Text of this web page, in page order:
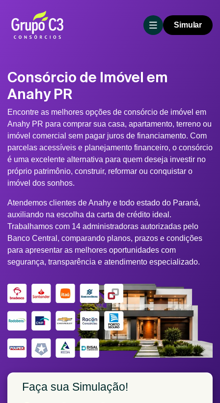
Simular
Consórcio de Imóvel em
Anahy PR
Encontre as melhores opções de consórcio de imóvel em
Anahy PR para comprar sua casa, apartamento, terreno ou
imóvel comercial sem pagar juros de financiamento. Com
parcelas acessíveis e planejamento financeiro, o consórcio
é uma excelente alternativa para quem deseja investir no
próprio patrimônio, construir, reformar ou conquistar o
imóvel dos sonhos.
Atendemos clientes de Anahy e todo estado do Paraná,
auxiliando na escolha da carta de crédito ideal.
Trabalhamos com 14 administradoras autorizadas pelo
Banco Central, comparando planos, prazos e condições
para apresentar as melhores oportunidades com
segurança, transparência e atendimento especializado.
Faça sua Simulação!